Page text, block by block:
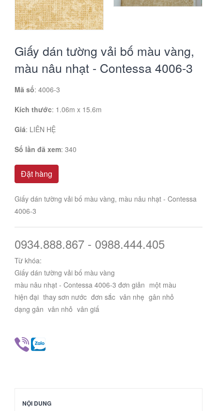
Giấy dán tường vải bố màu vàng,
màu nâu nhạt - Contessa 4006-3
Mã số: 4006-3
Kích thước: 1.06m x 15.6m
Giá: LIÊN HỆ
Số lần đã xem: 340
Đặt hàng
Giấy dán tường vải bố màu vàng, màu nâu nhạt - Contessa
4006-3
0934.888.867 - 0988.444.405
Từ khóa:
Giấy dán tường vải bố màu vàng
màu nâu nhạt - Contessa 4006-3 đơn giản một màu
hiện đại thay sơn nước đơn sắc vân nhẹ gân nhỏ
dạng gân vân nhỏ vân giấ
NỘI DUNG